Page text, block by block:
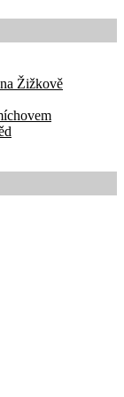
Žižkově